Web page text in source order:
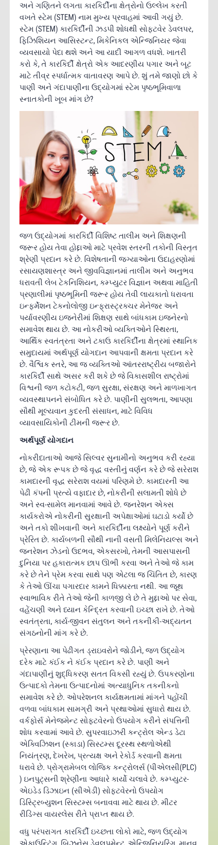
અને ગણિતને લગતા કારકિર્દીના ક્ષેત્રોનો ઉલ્લેખ કરતી
વખતે સ્ટેમ (STEM) નામ મુખ્ય પ્રવાહમાં આવી ગયું છે.
સ્ટેમ (STEM) કારકિર્દીની ઝડપી શોધથી સોફ્ટવેર ડેવલપર,
ફિઝિશિયન આસિસ્ટન્ટ, મિકેનિકલ એન્જિનિયર જેવા
વ્યવસાયો પેદા થશે અને આ યાદી આગળ વધશે. ખાતરી
કરો કે, તે કારકિર્દી ક્ષેત્રો એક આદરણીય પગાર અને બૂટ
માટે તીવ્ર સ્પર્ધાત્મક વાતાવરણ આપે છે. શું તમે જાણો છો કે
પાણી અને ગંદાપાણીના ઉદ્યોગમાં સ્ટેમ પૃષ્ઠભૂમિવાળા
સ્નાતકોની ખૂબ માંગ છે?
જળ ઉદ્યોગમાં કારકિર્દી વિશિષ્ટ તાલીમ અને શિક્ષણની
જરૂર હોય તેવા હોદ્દાઓ માટે પ્રવેશ સ્તરની તકોની વિસ્તૃત
શ્રેણી પ્રદાન કરે છે. વિશેષતાની જગ્યાઓના ઉદાહરણોમાં
રસાયણશાસ્ત્ર અને જીવવિજ્ઞાનમાં તાલીમ અને અનુભવ
ધરાવતી લેબ ટેકનિશિયન, કમ્પ્યુટર વિજ્ઞાન અથવા માહિતી
પ્રણાલીમાં પૃષ્ઠભૂમિની જરૂર હોય તેવી લાયકાતો ધરાવતા
ઇન્ફર્મેશન ટેકનોલોજી ઇન્ફ્રાસ્ટ્રક્ચર મેનેજર અને
પર્યાવરણીય ઇજનેરીમાં શિક્ષણ સાથે બાંધકામ ઇજનેરનો
સમાવેશ થાય છે. આ નોકરીઓ વ્યક્તિઓને સ્થિરતા,
આર્થિક સ્વતંત્રતા અને ટકાઉ કારકિર્દીના ક્ષેત્રમાં સ્થાનિક
સમુદાયમાં અર્થપૂર્ણ યોગદાન આપવાની ક્ષમતા પ્રદાન કરે
છે. વૈશ્વિક સ્તરે, આ જ વ્યક્તિઓ આંતરરાષ્ટ્રીય બજારોને
કારકિર્દી સાથે અસર કરી શકે છે જે વિકાસશીલ રાષ્ટ્રોમાં
વિશ્વની જળ કટોકટી, જળ સુરક્ષા, સંરક્ષણ અને માળખાગત
વ્યવસ્થાપનને સંબોધિત કરે છે. પાણીની સુલભતા, આપણા
સૌથી મૂલ્યવાન કુદરતી સંસાધન, માટે વિવિધ
વ્યાવસાયિકોની ટીમની જરૂર છે.
અર્થપૂર્ણ યોગદાન
નોકરીદાતાઓ આજે સિલ્વર સુનામીનો અનુભવ કરી રહ્યા
છે, જે એક રૂપક છે જે વૃદ્ધ વસ્તીનું વર્ણન કરે છે જે સરેરાશ
કામદારની વૃદ્ધ સરેરાશ વયમાં પરિણમે છે. કામદારની આ
પેઢી કંપની પ્રત્યે વફાદાર છે, નોકરીની સલામતી શોધે છે
અને સ્વ-સામેલ માનવામાં આવે છે. જનરેશન એક્સ
કાર્યકરોએ નોકરીની સુરક્ષાની અપેક્ષાઓમાં ઘટાડો કર્યો છે
અને તકો શીખવાની અને કારકિર્દીના લક્ષ્યોને પૂર્ણ કરીને
પ્રેરિત છે. કાર્યબળની સૌથી નાની વસતી મિલેનિયલ્સ અને
જનરેશન ઝેડનો ઉદભવ, એકસરખો, તેમની આસપાસની
દુનિયા પર હકારાત્મક છાપ ઊભી કરવા અને તેઓ જે કામ
કરે છે તેને પ્રેમ કરવા સાથે પણ એટલા જ ચિંતિત છે, કારણ
કે તેઓ ઊંચા પગારદાર કામને ધિક્કારતા નથી. આ જૂથ
સ્વાભાવિક રીતે તેઓ જેની કાળજી લે છે તે મુદ્દાઓ પર સેવા,
વહેંચણી અને ધ્યાન કેન્દ્રિત કરવાની ઇચ્છા રાખે છે. તેઓ
સ્વતંત્રતા, કાર્ય-જીવન સંતુલન અને તકનીકી-અદ્યતન
સંગઠનોની માંગ કરે છે.
પ્રેરણાના આ પેઢીગત ડ્રાઇવરોને જોડીને, જળ ઉદ્યોગ
દરેક માટે કંઈક ને કંઈક પ્રદાન કરે છે. પાણી અને
ગંદાપાણીનું શુદ્ધિકરણ સતત વિકસી રહ્યું છે. ઉપકરણોના
ઉત્પાદકો તેમના ઉત્પાદનોમાં અત્યાધુનિક તકનીકનો
સમાવેશ કરે છે. ઓપરેશનલ કાર્યક્ષમતામાં માંગને પહોંચી
વળવા બાંધકામ સામગ્રી અને પ્રથાઓમાં સુધારો થાય છે.
વર્કફોર્સ મેનેજમેન્ટ સોફ્ટવેરનો ઉપયોગ કરીને સંપત્તિની
શોધ કરવામાં આવે છે. સુપરવાઇઝરી કન્ટ્રોલ એન્ડ ડેટા
એક્વિઝિશન (સ્કાડા) સિસ્ટમ્સ દૂરસ્થ સ્થળોએથી
નિયંત્રણ, દેખરેખ, પ્રત્યક્ષ અને રેકોર્ડ કરવાની ક્ષમતા
ધરાવે છે. પ્રોગ્રામેબલ લોજિક કન્ટ્રોલર્સ (પીએલસી(PLC)
) ઇનપુટ્સની શ્રેણીના આધારે કાર્યો ચલાવે છે. કમ્પ્યુટર-
એઇડેડ ડિઝાઇન (સીએડી) સોફ્ટવેરનો ઉપયોગ
ડિસ્ટ્રિબ્યુશન સિસ્ટમ્સ બનાવવા માટે થાય છે. મીટર
રીડિંગ્સ વાયરલેસ રીતે પ્રાપ્ત થાય છે.
વધુ પરંપરાગત કારકિર્દી ઇચ્છતા લોકો માટે, જળ ઉદ્યોગ